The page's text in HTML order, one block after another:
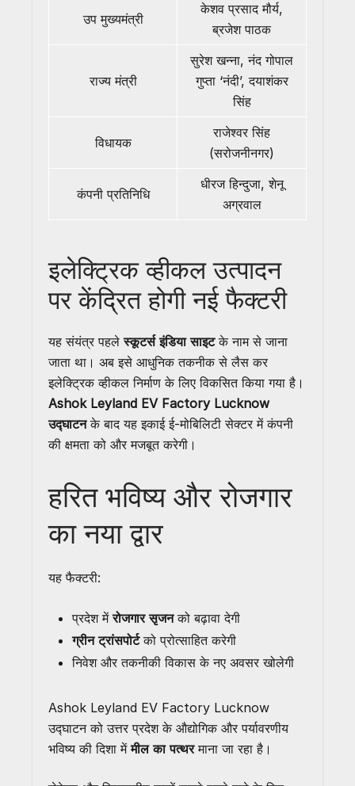
उप मुख्यमंत्री
केशव प्रसाद मौर्य,
ब्रजेश पाठक
राज्य मंत्री
सुरेश खन्ना, नंद गोपाल
गुप्ता ‘नंदी’, दयाशंकर
सिंह
विधायक
राजेश्वर सिंह
(सरोजनीनगर)
कंपनी प्रतिनिधि
धीरज हिन्दुजा, शेनू
अग्रवाल
इलेक्ट्रिक व्हीकल उत्पादन
पर केंद्रित होगी नई फैक्टरी
यह संयंत्र पहलेस्कूटर्स इंडिया साइटके नाम से जाना
जाता था। अब इसे आधुनिक तकनीक से लैस कर
इलेक्ट्रिक व्हीकल निर्माण के लिए विकसित किया गया है।
Ashok Leyland EV Factory Lucknow
उद्घाटनके बाद यह इकाई ई-मोबिलिटी सेक्टर में कंपनी
की क्षमता को और मजबूत करेगी।
हरित भविष्य और रोजगार
का नया द्वार
यह फैक्टरी:
प्रदेश मेंरोजगार सृजनको बढ़ावा देगी
ग्रीन ट्रांसपोर्टको प्रोत्साहित करेगी
निवेश और तकनीकी विकास के नए अवसर खोलेगी
Ashok Leyland EV Factory Lucknow
उद्घाटन को उत्तर प्रदेश के औद्योगिक और पर्यावरणीय
भविष्य की दिशा मेंमील का पत्थरमाना जा रहा है।